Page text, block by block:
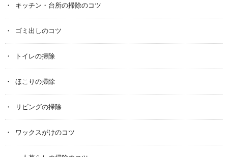
キッチン・台所の掃除のコツ
ゴミ出しのコツ
トイレの掃除
ほこりの掃除
リビングの掃除
ワックスがけのコツ